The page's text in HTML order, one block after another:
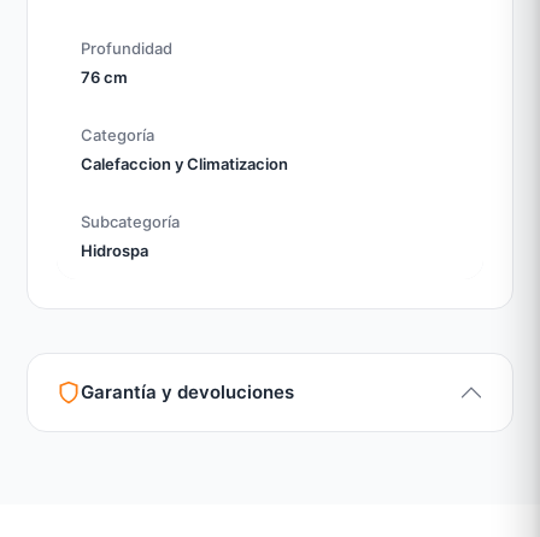
Profundidad
76 cm
Categoría
Calefaccion y Climatizacion
Subcategoría
Hidrospa
Garantía y devoluciones